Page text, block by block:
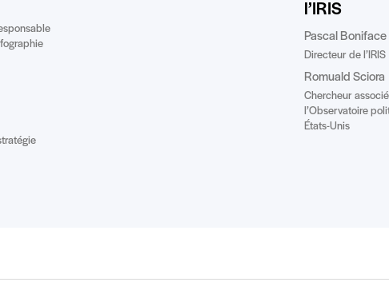
l’IRIS
Pascal Boniface
Directeur de l’IRIS
Romuald Sciora
Chercheur
l’Observatoire
États-Unis